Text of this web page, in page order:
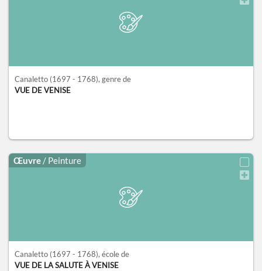
Canaletto (1697 - 1768), genre de
VUE DE VENISE
Œuvre / Peinture
Canaletto (1697 - 1768), école de
VUE DE LA SALUTE À VENISE